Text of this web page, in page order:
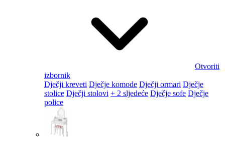
Otvoriti
izbornik
Dječji kreveti Dječje komode Dječji ormari Dječje
stolice Dječji stolovi + 2 sljedeće Dječje sofe Dječje
police